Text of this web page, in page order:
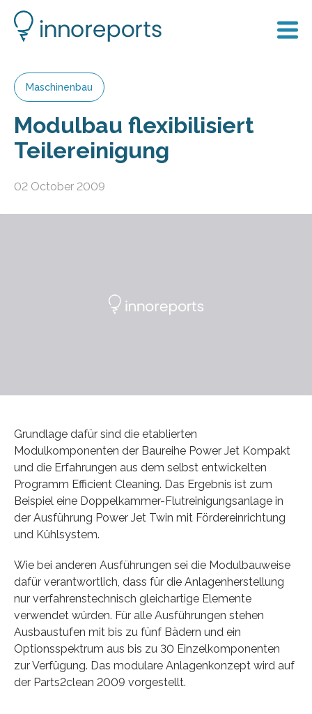
Maschinenbau
Modulbau flexibilisiert
Teilereinigung
02 October 2009
Grundlage dafür sind die etablierten
Modulkomponenten der Baureihe Power Jet Kompakt
und die Erfahrungen aus dem selbst entwickelten
Programm Efficient Cleaning. Das Ergebnis ist zum
Beispiel eine Doppelkammer-Flutreinigungsanlage in
der Ausführung Power Jet Twin mit Fördereinrichtung
und Kühlsystem.
Wie bei anderen Ausführungen sei die Modulbauweise
dafür verantwortlich, dass für die Anlagenherstellung
nur verfahrenstechnisch gleichartige Elemente
verwendet würden. Für alle Ausführungen stehen
Ausbaustufen mit bis zu fünf Bädern und ein
Optionsspektrum aus bis zu 30 Einzelkomponenten
zur Verfügung. Das modulare Anlagenkonzept wird auf
der Parts2clean 2009 vorgestellt.